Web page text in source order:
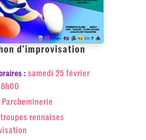
d’improvisation
: samedi 25 février
Parcheminerie
troupes rennaises